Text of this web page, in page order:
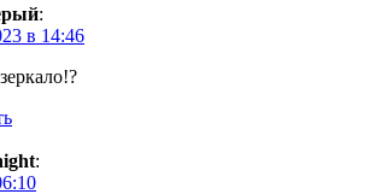
:
в 14:46
: